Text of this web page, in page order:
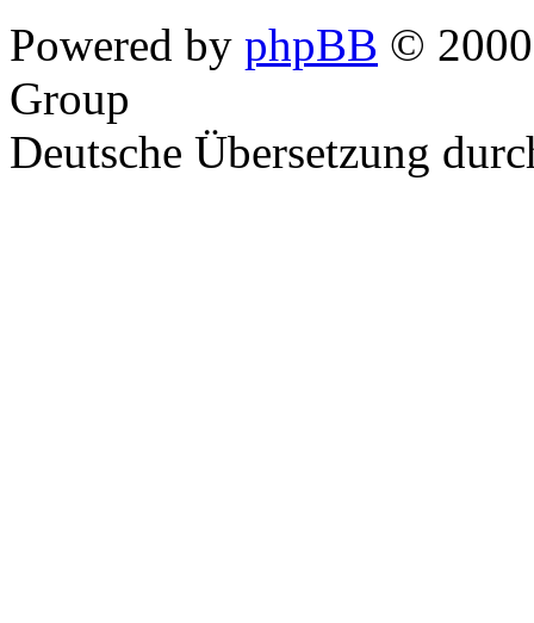
Powered by phpBB ©
Group
Deutsche Übersetzung